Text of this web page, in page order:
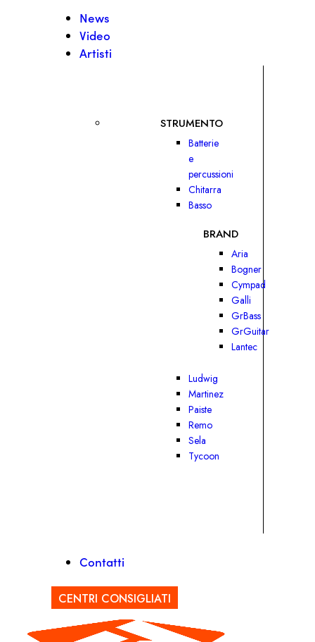
News
Video
Artisti
STRUMENTO
Batterie
e
percussioni
Chitarra
Basso
BRAND
Aria
Bogner
Cympad
Galli
GrBass
GrGuitar
Lantec
Ludwig
Martinez
Paiste
Remo
Sela
Tycoon
Contatti
CENTRI CONSIGLIATI